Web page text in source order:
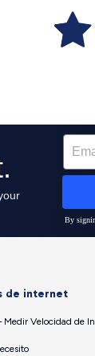
de internet
Velocidad de